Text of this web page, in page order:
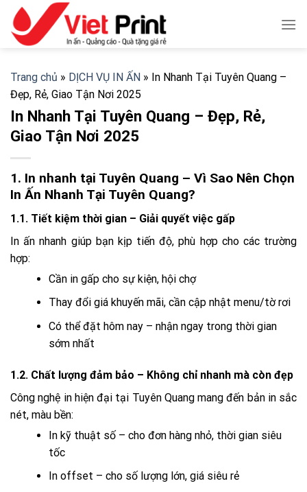
Skip
content
Trang chủ » DỊCH VỤ IN ẤN » In Nhanh Tại Tuyên Quang –
Đẹp, Rẻ, Giao Tận Nơi 2025
In Nhanh Tại Tuyên Quang – Đẹp, Rẻ,
Giao Tận Nơi 2025
1. In nhanh tại Tuyên Quang – Vì Sao Nên Chọn
In Ấn Nhanh Tại Tuyên Quang?
1.1. Tiết kiệm thời gian – Giải quyết việc gấp
In ấn nhanh giúp bạn kịp tiến độ, phù hợp cho các trường
hợp:
Cần in gấp cho sự kiện, hội chợ
Thay đổi giá khuyến mãi, cần cập nhật menu/tờ rơi
Có thể đặt hôm nay – nhận ngay trong thời gian
sớm nhất
1.2. Chất lượng đảm bảo – Không chỉ nhanh mà còn đẹp
Công nghệ in hiện đại tại Tuyên Quang mang đến bản in sắc
nét, màu bền:
In kỹ thuật số – cho đơn hàng nhỏ, thời gian siêu
tốc
In offset – cho số lượng lớn, giá siêu rẻ